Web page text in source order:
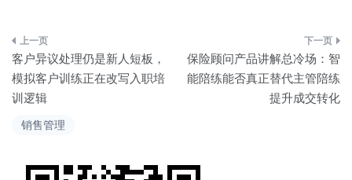
销售管理
文
章
导
客户异议处理仍是新人短板，
模拟客户训练正在改写入职培
训逻辑
保险顾问产品讲解总冷场：智
能陪练能否真正替代主管陪练
提升成交转化